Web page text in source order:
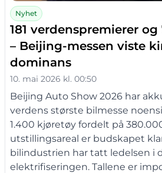
Nyhet
181 verdenspremierer
– Beijing-messen viste
dominans
10. mai 2026 kl. 00:50
Beijing Auto Show 2026 har
verdens største bilmesse
1.400 kjøretøy fordelt på
utstillingsareal er budskapet
bilindustrien har tatt ledelsen i
elektrifiseringen. Tallene er